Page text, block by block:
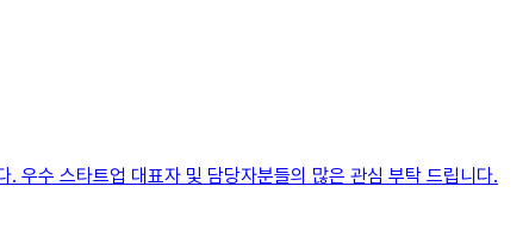
수 스타트업 대표자 및 담당자분들의 많은 관심 부탁 드립니다.